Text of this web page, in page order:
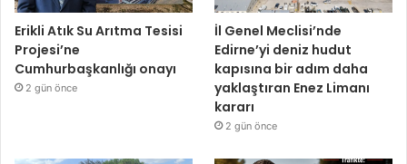
Erikli Atık Su Arıtma Tesisi
Projesi’ne
Cumhurbaşkanlığı onayı
2 gün önce
İl Genel Meclisi’nde
Edirne’yi deniz hudut
kapısına bir adım daha
yaklaştıran Enez Limanı
kararı
2 gün önce